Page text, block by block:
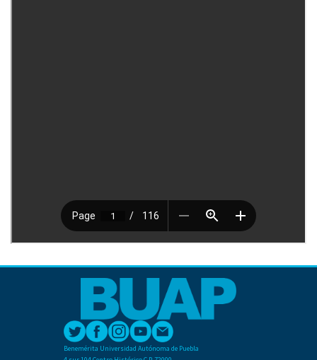
Benemérita Universidad Autónoma de Puebla